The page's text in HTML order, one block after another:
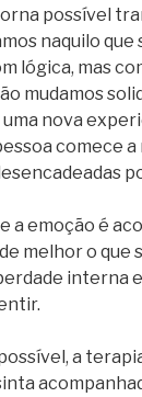
possível
naquilo
lógica, mas
mudamos
nova
comece
a emoção é
melhor o que
interna
a